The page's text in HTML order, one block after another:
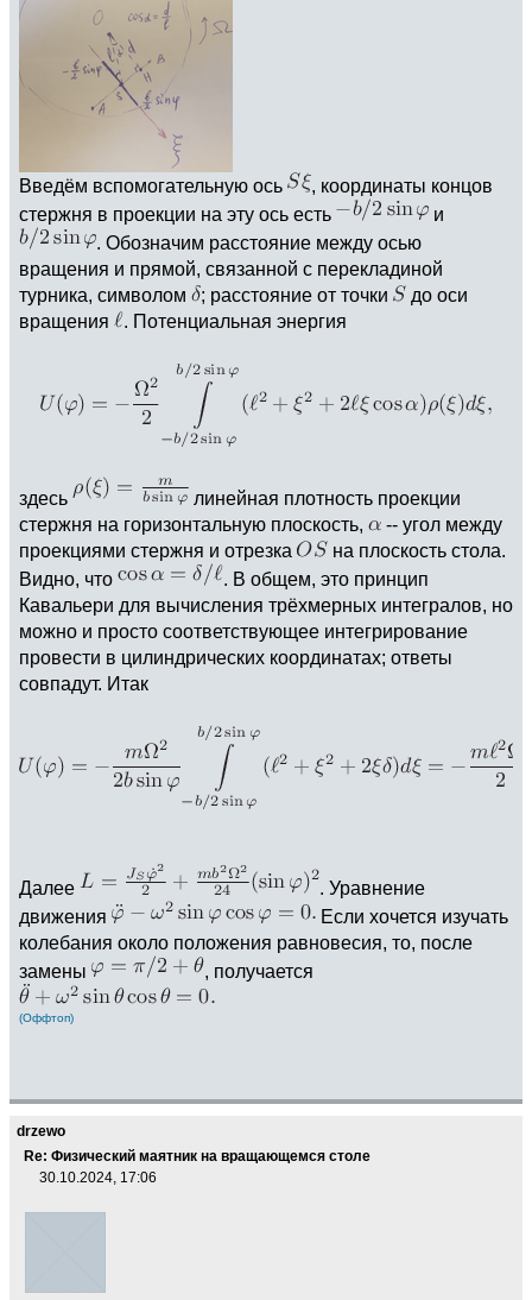
Введём вспомогательную ось
, координаты концов
стержня в проекции на эту ось есть
и
. Обозначим расстояние между осью
вращения и прямой, связанной с перекладиной
турника, символом
; расстояние от точки
до оси
вращения
. Потенциальная энергия
здесь
линейная плотность проекции
стержня на горизонтальную плоскость,
-- угол между
проекциями стержня и отрезка
на плоскость стола.
Видно, что
. В общем, это принцип
Кавальери для вычисления трёхмерных интегралов, но
можно и просто соответствующее интегрирование
провести в цилиндрических координатах; ответы
совпадут. Итак
Далее
. Уравнение
движения
Если хочется изучать
колебания около положения равновесия, то, после
замены
, получается
(Оффтоп)
drzewo
Re: Физический маятник на вращающемся столе
30.10.2024, 17:06